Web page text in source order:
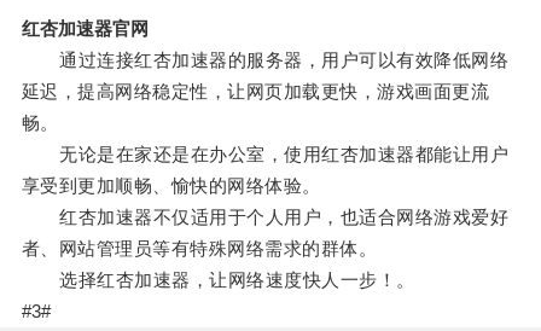
红杏加速器官网
通过连接红杏加速器的服务器，用户可以有效降低网络
延迟，提高网络稳定性，让网页加载更快，游戏画面更流
畅。
无论是在家还是在办公室，使用红杏加速器都能让用户
享受到更加顺畅、愉快的网络体验。
红杏加速器不仅适用于个人用户，也适合网络游戏爱好
者、网站管理员等有特殊网络需求的群体。
选择红杏加速器，让网络速度快人一步！。
#3#